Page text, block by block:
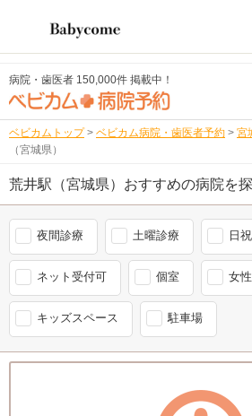
病院・歯医者 150,000件 掲載中！
ベビカムトップ > ベビカム病院・歯医者予約 > 宮
（宮城県）
荒井駅（宮城県）おすすめの病院を
夜間診療 土曜診療 日
ネット受付可 個室 女
キッズスペース 駐車場